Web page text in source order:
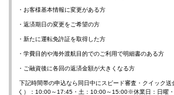
・お客様基本情報に変更がある方
・返済期日の変更をご希望の方
・新たに運転免許証を取得した方
・学費目的や海外渡航目的でのご利用で明細書のある方
・ご融資後に各回の返済金額が大きくなる方
下記時間帯の申込なら同日中にスピード審査・クイック送
く）：10:00～17:45 ・ 土：10:00～15:00※休業日：日曜